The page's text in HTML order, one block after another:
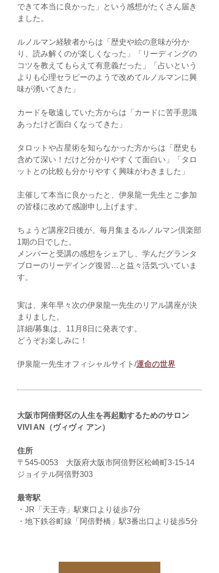
できて本当に良かった」という感想がたくさん届き
ました。
ルノルマン経験者からは「歴史や絵の意味が分か
り、読み解くのが楽しくなった」「リーディングの
コツを教えてもらえて有意義だった」「占いという
よりも心理セラピーのようで改めてルノルマンに興
味が湧いてきた」
カードを敬遠していた方からは「カードに苦手意識
あったけど面白くなってきた」
タロットや占星術を知らなかった方からは「歴史も
含めて深い！だけど分かりやすくて面白い」「タロ
ットとの比較も分かりやすく興味がわきました」
主催して本当に良かったと、伊泉龍一先生とご参加
の皆様に改めて感謝申し上げます。
ちょうど講座2日後が、毎月集まるルノルマン倶楽部
1期の日でした。
メンバーと受講の感想をシェアし、学んだグランタ
ブローのリーデイング復習…と益々活気づいていま
す。
実は、来年早々次の伊泉龍一先生のリアル講座が決
まりました。
詳細/募集は、11月8日に発表です。
どうぞお楽しみに！
伊泉龍一先生オフィシャルサイト/運命の世界
大阪市阿倍野区の人生を再起動するためのサロン
VIVI AN（ヴィヴィ アン）
住所
〒545-0053 大阪府大阪市阿倍野区松崎町3-15-14
ジョイテル阿倍野303
最寄駅
・JR「天王寺」駅東口より徒歩7分
・地下鉄谷町線「阿倍野橋」駅3番出口より徒歩5分